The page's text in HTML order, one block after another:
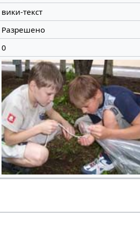
вики-текст
Разрешено
0